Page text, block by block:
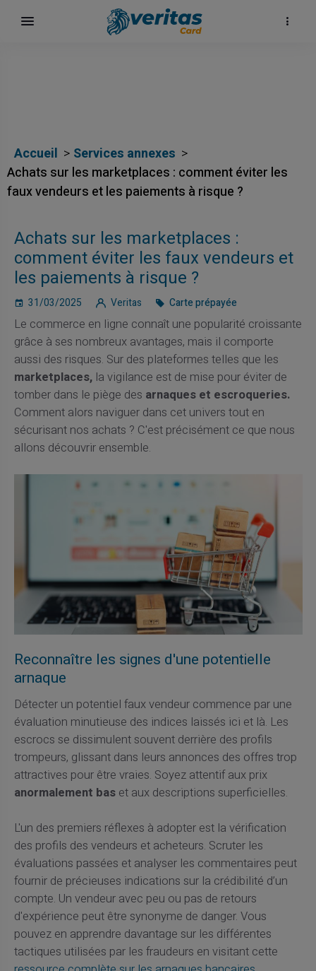
Accueil
Services annexes
Achats sur les marketplaces : comment éviter les
faux vendeurs et les paiements à risque ?
Achats sur les marketplaces :
comment éviter les faux vendeurs et
les paiements à risque ?
31/03/2025 Veritas Carte prépayée
Le commerce en ligne connaît une popularité croissante
grâce à ses nombreux avantages, mais il comporte
aussi des risques. Sur des plateformes telles que les
marketplaces,la vigilance est de mise pour éviter de
tomber dans le piège des arnaques et escroqueries.
Comment alors naviguer dans cet univers tout en
sécurisant nos achats ? C'est précisément ce que nous
allons découvrir ensemble.
Reconnaître les signes d'une potentielle
arnaque
Détecter un potentiel faux vendeur commence par une
évaluation minutieuse des indices laissés ici et là. Les
escrocs se dissimulent souvent derrière des profils
trompeurs, glissant dans leurs annonces des offres trop
attractives pour être vraies. Soyez attentif aux prix
anormalement baset aux descriptions superficielles.
L'un des premiers réflexes à adopter est la vérification
des profils des vendeurs et acheteurs. Scruter les
évaluations passées et analyser les commentaires peut
fournir de précieuses indications sur la crédibilité d’un
compte. Un vendeur avec peu ou pas de retours
d'expérience peut être synonyme de danger. Vous
pouvez en apprendre davantage sur les différentes
tactiques utilisées par les fraudeurs en visitant cette